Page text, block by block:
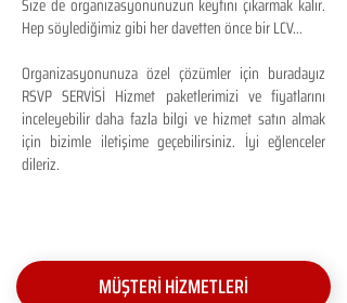
Size de organizasyonunuzun keyfini çıkarmak kalır.
Hep söylediğimiz gibi her davetten önce bir LCV...
Organizasyonunuza özel çözümler için buradayız
RSVP SERVİSİ Hizmet paketlerimizi ve fiyatlarını
inceleyebilir daha fazla bilgi ve hizmet satın almak
için bizimle iletişime geçebilirsiniz. İyi eğlenceler
dileriz.
MÜŞTERİ HİZMETLERİ